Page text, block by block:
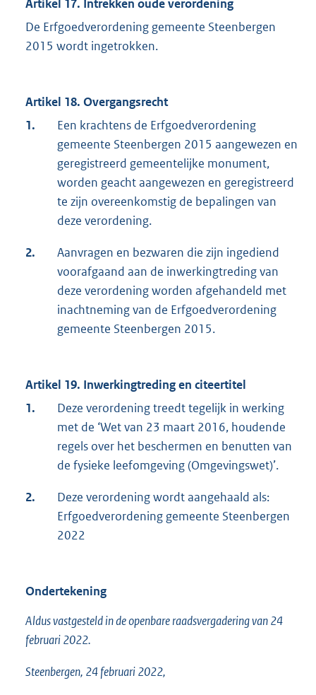
Artikel 17. Intrekken oude verordening
De Erfgoedverordening gemeente Steenbergen
2015 wordt ingetrokken.
Artikel 18. Overgangsrecht
1.
Een krachtens de Erfgoedverordening
gemeente Steenbergen 2015 aangewezen en
geregistreerd gemeentelijke monument,
worden geacht aangewezen en geregistreerd
te zijn overeenkomstig de bepalingen van
deze verordening.
2.
Aanvragen en bezwaren die zijn ingediend
voorafgaand aan de inwerkingtreding van
deze verordening worden afgehandeld met
inachtneming van de Erfgoedverordening
gemeente Steenbergen 2015.
Artikel 19. Inwerkingtreding en citeertitel
1.
Deze verordening treedt tegelijk in werking
met de ‘Wet van 23 maart 2016, houdende
regels over het beschermen en benutten van
de fysieke leefomgeving (Omgevingswet)’.
2.
Deze verordening wordt aangehaald als:
Erfgoedverordening gemeente Steenbergen
2022
Ondertekening
Aldus vastgesteld in de openbare raadsvergadering van 24
februari 2022.
Steenbergen, 24 februari 2022,